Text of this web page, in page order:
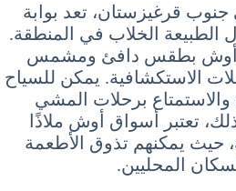
قرغيزستان، تعد بوابة
الخلاب في المنطقة.
أوش بطقس دافئ ومشمس
الاستكشافية. يمكن للسياح
والاستمتاع برحلات المشي
تعتبر أسواق أوش ملاذًا
حيث يمكنهم تذوق الأطعمة
المحليين.